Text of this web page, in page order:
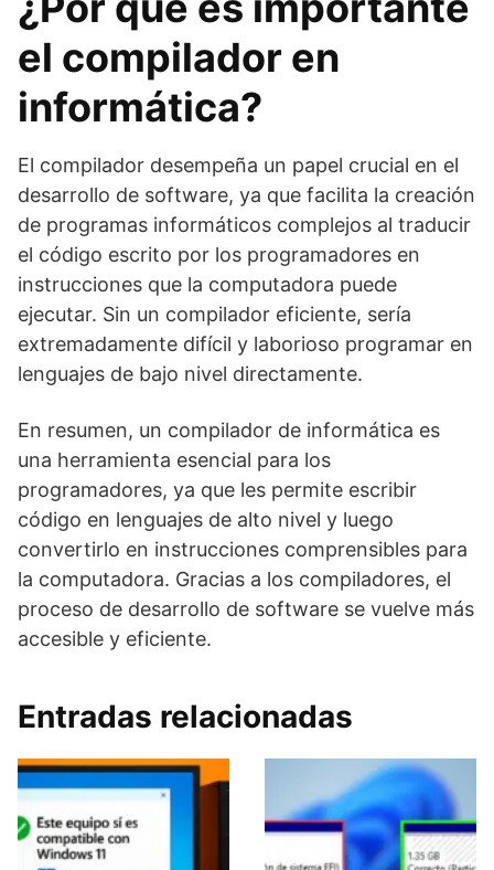
el compilador en
informática?
El compilador desempeña un papel crucial en el
desarrollo de software, ya que facilita la creación
de programas informáticos complejos al traducir
el código escrito por los programadores en
instrucciones que la computadora puede
ejecutar. Sin un compilador eficiente, sería
extremadamente difícil y laborioso programar en
lenguajes de bajo nivel directamente.
En resumen, un compilador de informática es
una herramienta esencial para los
programadores, ya que les permite escribir
código en lenguajes de alto nivel y luego
convertirlo en instrucciones comprensibles para
la computadora. Gracias a los compiladores, el
proceso de desarrollo de software se vuelve más
accesible y eficiente.
Entradas relacionadas